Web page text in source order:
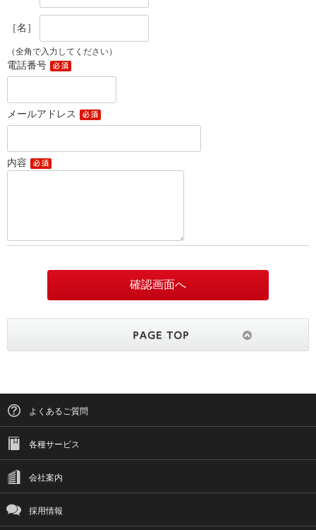
［名］
（全角で入力してください）
電話番号
メールアドレス
内容
よくあるご質問
各種サービス
会社案内
採用情報